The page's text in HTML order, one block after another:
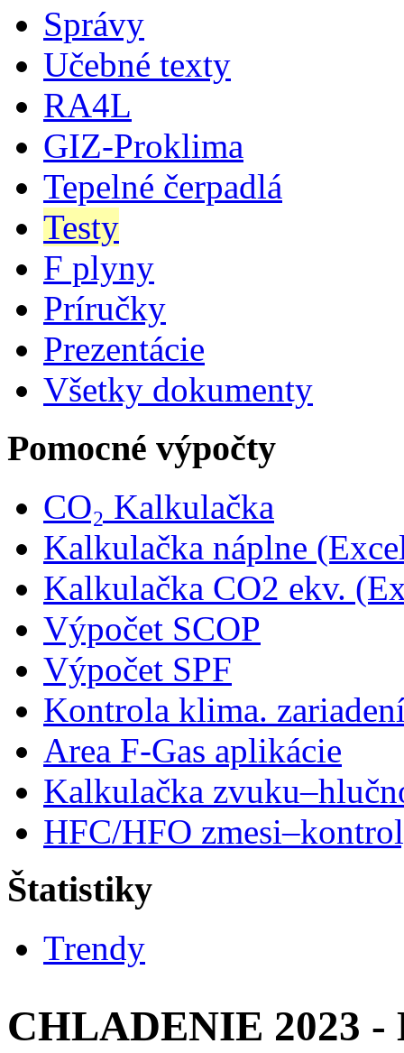
Správy
Učebné texty
RA4L
GIZ-Proklima
Tepelné čerpadlá
Testy
F plyny
Príručky
Prezentácie
Všetky dokumenty
Pomocné výpočty
CO₂ Kalkulačka
Kalkulačka náplne
Kalkulačka CO2 ekv.
Výpočet SCOP
Výpočet SPF
Kontrola klima.
Area F-Gas aplikácie
Kalkulačka
HFC/HFO
Štatistiky
Trendy
CHLADENIE 2023 -